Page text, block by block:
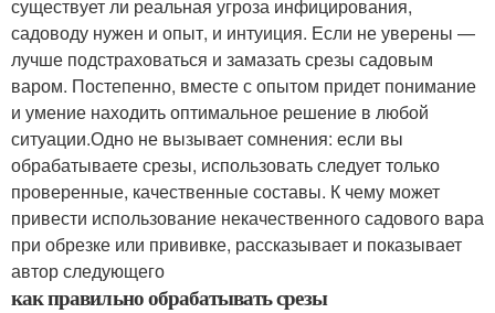
существует ли реальная угроза инфицирования,
садоводу нужен и опыт, и интуиция. Если не уверены —
лучше подстраховаться и замазать срезы садовым
варом. Постепенно, вместе с опытом придет понимание
и умение находить оптимальное решение в любой
ситуации.Одно не вызывает сомнения: если вы
обрабатываете срезы, использовать следует только
проверенные, качественные составы. К чему может
привести использование некачественного садового вара
при обрезке или прививке, рассказывает и показывает
автор следующего
как правильно обрабатывать срезы